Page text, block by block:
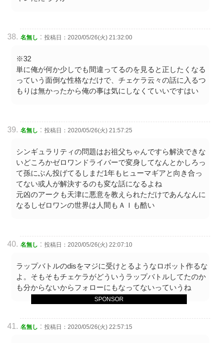
SPONSOR
名無し : 投稿日：2020/05/26(火) 21:32:00
※32
単に俺が何か少しでも間違ってるのを見ると正したくなる
っていう面倒な性格なだけで、チェケラ云々の話に入るつ
もりは無かったから俺の事は気にしなくていいですはい
名無し : 投稿日：2020/05/26(火) 21:57:25
シンギュラリティの問題はお祖父ちゃんですら解決できな
いどころかゼロワンドライバーで変身してなんとかしろっ
て孫にぶん投げてるしまだ1年もヒューマギアと向き合っ
てない或人が解決するのも変な話になるよね
元凶のアークも天津に悪意を教えられただけであんなんに
なるしゼロワンの世界は人間もＡＩも酷い
名無し : 投稿日：2020/05/26(火) 22:07:10
ラップバトルのdisをマジに受けとるようなロボット作るな
よ。そもそもチェケラがどういうラップバトルしてたのか
も分からないからフォローにもなってないっていうね
名無し : 投稿日：2020/05/26(火) 22:57:15